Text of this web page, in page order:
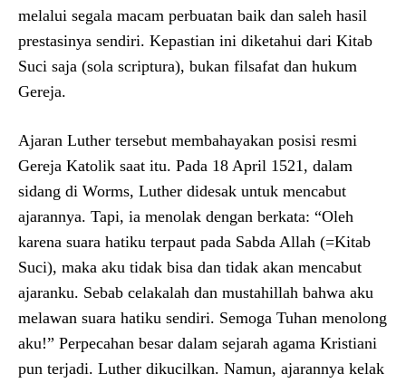
melalui segala macam perbuatan baik dan saleh hasil
prestasinya sendiri. Kepastian ini diketahui dari Kitab
Suci saja (sola scriptura), bukan filsafat dan hukum
Gereja.
Ajaran Luther tersebut membahayakan posisi resmi
Gereja Katolik saat itu. Pada 18 April 1521, dalam
sidang di Worms, Luther didesak untuk mencabut
ajarannya. Tapi, ia menolak dengan berkata: “Oleh
karena suara hatiku terpaut pada Sabda Allah (=Kitab
Suci), maka aku tidak bisa dan tidak akan mencabut
ajaranku. Sebab celakalah dan mustahillah bahwa aku
melawan suara hatiku sendiri. Semoga Tuhan menolong
aku!” Perpecahan besar dalam sejarah agama Kristiani
pun terjadi. Luther dikucilkan. Namun, ajarannya kelak